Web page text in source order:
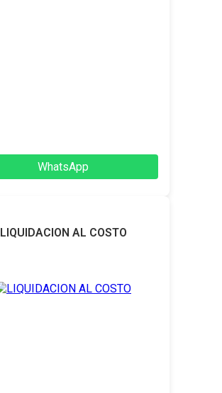
WhatsApp
LIQUIDACION AL COSTO